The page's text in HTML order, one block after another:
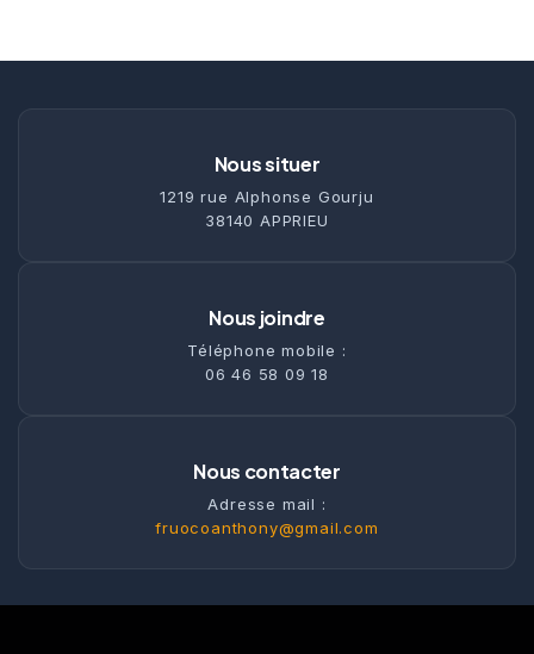
Nous situer
1219 rue Alphonse Gourju
38140 APPRIEU
Nous joindre
Téléphone mobile :
06 46 58 09 18
Nous contacter
Adresse mail :
fruocoanthony@gmail.com